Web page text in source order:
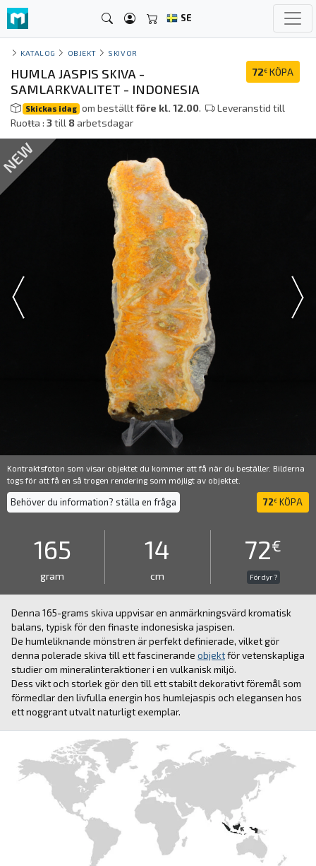
SE
KATALOG OBJEKT SKIVOR
72€ KÖPA
HUMLA JASPIS SKIVA -
SAMLARKVALITET - INDONESIA
Skickas idag om beställtföre kl. 12.00.
Leveranstid till
Ruoŧŧa : 3till 8arbetsdagar
Kontraktsfoton som visar objektet du kommer att få när du beställer. Bilderna
togs för att få en så trogen rendering som möjligt av objektet.
Behöver du information? ställa en fråga 72€ KÖPA
165
gram
14
cm
72€
För dyr ?
Denna 165-grams skiva uppvisar en anmärkningsvärd kromatisk
balans, typisk för den finaste indonesiska jaspisen.
De humleliknande mönstren är perfekt definierade, vilket gör
denna polerade skiva till ett fascinerande objektför vetenskapliga
studier om mineralinteraktioner i en vulkanisk miljö.
Dess vikt och storlek gör den till ett stabilt dekorativt föremål som
förmedlar den livfulla energin hos humlejaspis och elegansen hos
ett noggrant utvalt naturligt exemplar.